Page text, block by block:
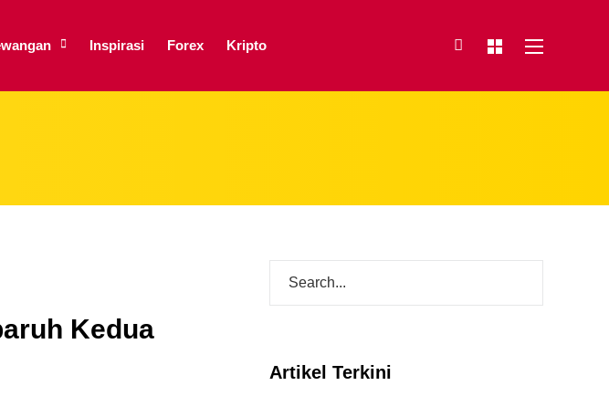
Inspirasi Forex Kripto
Kedua
Artikel Terkini